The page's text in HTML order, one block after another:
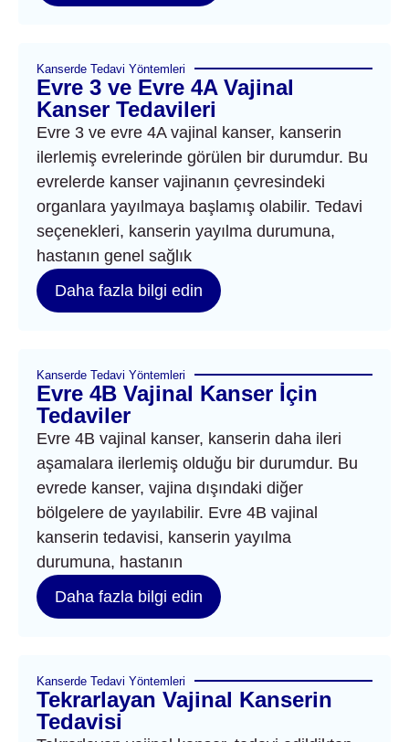
Kanserde Tedavi Yöntemleri
Evre 3 ve Evre 4A Vajinal
Kanser Tedavileri
Evre 3 ve evre 4A vajinal kanser, kanserin
ilerlemiş evrelerinde görülen bir durumdur. Bu
evrelerde kanser vajinanın çevresindeki
organlara yayılmaya başlamış olabilir. Tedavi
seçenekleri, kanserin yayılma durumuna,
hastanın genel sağlık
Daha fazla bilgi edin
Kanserde Tedavi Yöntemleri
Evre 4B Vajinal Kanser İçin
Tedaviler
Evre 4B vajinal kanser, kanserin daha ileri
aşamalara ilerlemiş olduğu bir durumdur. Bu
evrede kanser, vajina dışındaki diğer
bölgelere de yayılabilir. Evre 4B vajinal
kanserin tedavisi, kanserin yayılma
durumuna, hastanın
Daha fazla bilgi edin
Kanserde Tedavi Yöntemleri
Tekrarlayan Vajinal Kanserin
Tedavisi